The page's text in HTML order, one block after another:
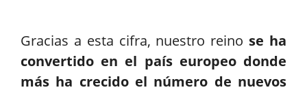
Gracias a esta cifra, nuestro reino se ha
convertido en el país europeo donde
más ha crecido el número de nuevos